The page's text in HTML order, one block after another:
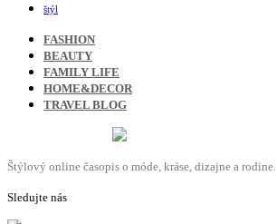
štýl
FASHION
BEAUTY
FAMILY LIFE
HOME&DECOR
TRAVEL BLOG
Štýlový online časopis o móde, kráse, dizajne a rodine.
Sledujte nás